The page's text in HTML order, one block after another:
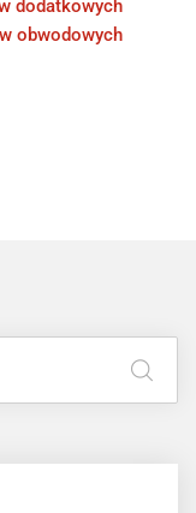
dodatkowych
obwodowych